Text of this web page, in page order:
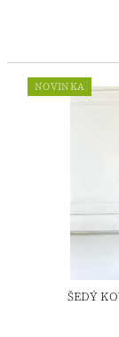
NOVINKA
ŠEDÝ